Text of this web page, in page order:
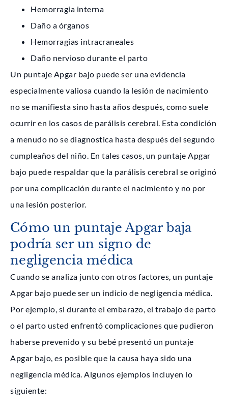
Hemorragia interna
Daño a órganos
Hemorragias intracraneales
Daño nervioso durante el parto
Un puntaje Apgar bajo puede ser una evidencia
especialmente valiosa cuando la lesión de nacimiento
no se manifiesta sino hasta años después, como suele
ocurrir en los casos de parálisis cerebral. Esta condición
a menudo no se diagnostica hasta después del segundo
cumpleaños del niño. En tales casos, un puntaje Apgar
bajo puede respaldar que la parálisis cerebral se originó
por una complicación durante el nacimiento y no por
una lesión posterior.
Cómo un puntaje Apgar baja
podría ser un signo de
negligencia médica
Cuando se analiza junto con otros factores, un puntaje
Apgar bajo puede ser un indicio de negligencia médica.
Por ejemplo, si durante el embarazo, el trabajo de parto
o el parto usted enfrentó complicaciones que pudieron
haberse prevenido y su bebé presentó un puntaje
Apgar bajo, es posible que la causa haya sido una
negligencia médica. Algunos ejemplos incluyen lo
siguiente: